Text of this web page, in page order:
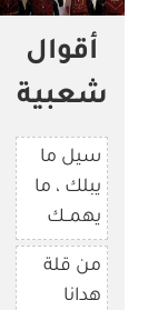
أقوال
شعبية
سيل ما
يبلك ، ما
يهمــك
من قلة
هدانا